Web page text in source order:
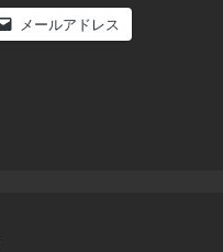
メールアドレス